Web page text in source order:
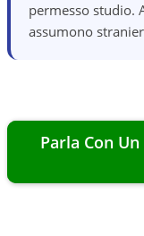
permesso studio.
assumono
Parla Con